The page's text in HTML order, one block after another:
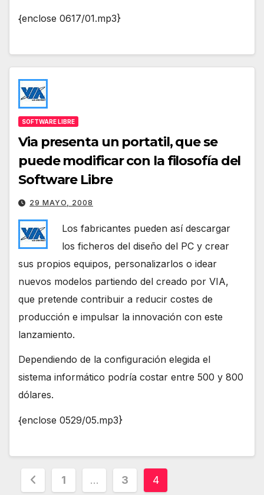
{enclose 0617/01.mp3}
SOFTWARE LIBRE
Via presenta un portatil, que se
puede modificar con la filosofía del
Software Libre
29 MAYO, 2008
Los fabricantes pueden así descargar
los ficheros del diseño del PC y crear
sus propios equipos, personalizarlos o idear
nuevos modelos partiendo del creado por VIA,
que pretende contribuir a reducir costes de
producción e impulsar la innovación con este
lanzamiento.
Dependiendo de la configuración elegida el
sistema informático podría costar entre 500 y 800
dólares.
{enclose 0529/05.mp3}
Paginación
1 … 3 4